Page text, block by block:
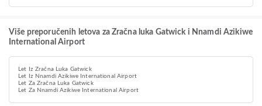
Više preporučenih letova za Zračna luka Gatwick i Nnamdi Azikiwe
International Airport
Let Iz Zračna Luka Gatwick
Let Iz Nnamdi Azikiwe International Airport
Let Za Zračna Luka Gatwick
Let Za Nnamdi Azikiwe International Airport